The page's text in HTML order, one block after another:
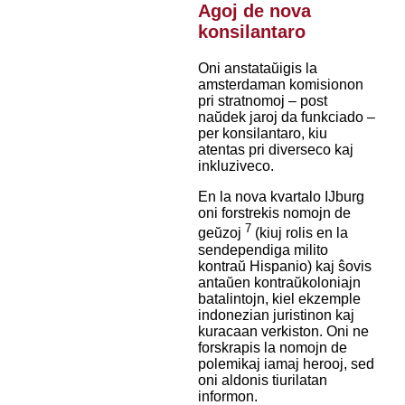
Agoj de nova
konsilantaro
Oni anstataŭigis la
amsterdaman komisionon
pri stratnomoj – post
naŭdek jaroj da funkciado –
per konsilantaro, kiu
atentas pri diverseco kaj
inkluziveco.
En la nova kvartalo IJburg
oni forstrekis nomojn de
geŭzoj 7 (kiuj rolis en la
sendependiga milito
kontraŭ Hispanio) kaj ŝovis
antaŭen kontraŭkoloniajn
batalintojn, kiel ekzemple
indonezian juristinon kaj
kuracaan verkiston. Oni ne
forskrapis la nomojn de
polemikaj iamaj herooj, sed
oni aldonis tiurilatan
informon.